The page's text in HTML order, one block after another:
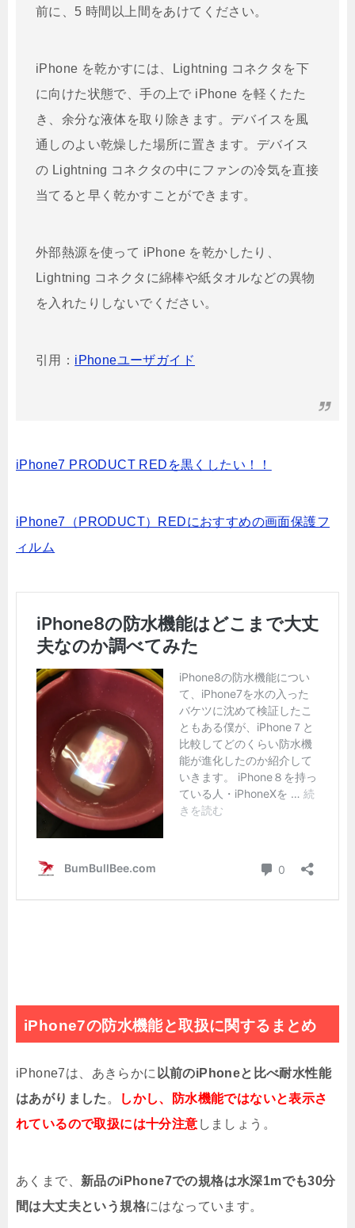
前に、5 時間以上間をあけてください。
iPhone を乾かすには、Lightning コネクタを下
に向けた状態で、手の上で iPhone を軽くたた
き、余分な液体を取り除きます。デバイスを風
通しのよい乾燥した場所に置きます。デバイス
の Lightning コネクタの中にファンの冷気を直接
当てると早く乾かすことができます。
外部熱源を使って iPhone を乾かしたり、
Lightning コネクタに綿棒や紙タオルなどの異物
を入れたりしないでください。
引用： iPhoneユーザガイド
iPhone7 PRODUCT REDを黒くしたい！！
iPhone7（PRODUCT）REDにおすすめの画面保護フ
ィルム
iPhone7の防水機能と取扱に関するまとめ
iPhone7は、あきらかに 以前のiPhoneと比べ耐水性能
はあがりました 。
しかし、防水機能ではないと表示さ
れているので取扱には十分注意 しましょう。
あくまで、 新品のiPhone7での規格は水深1mでも30分
間は大丈夫という規格にはなっています。